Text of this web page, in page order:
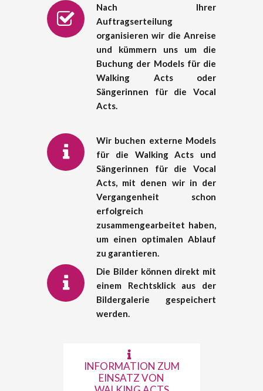
Nach Ihrer
Auftragserteilung
organisieren wir die Anreise
und kümmern uns um die
Buchung der Models für die
Walking Acts oder
Sängerinnen für die Vocal
Acts.
Wir buchen externe Models
für die Walking Acts und
Sängerinnen für die Vocal
Acts, mit denen wir in der
Vergangenheit schon
erfolgreich
zusammengearbeitet haben,
um einen optimalen Ablauf
zu garantieren.
Die Bilder können direkt mit
einem Rechtsklick aus der
Bildergalerie gespeichert
werden.
INFORMATION ZUM
EINSATZ VON